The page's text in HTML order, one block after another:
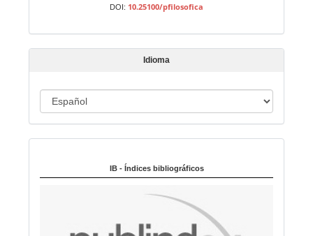
t
í
o
DOI: 10.25100/pfilosofica
Idioma
d
m
IB - Índices bibliográficos